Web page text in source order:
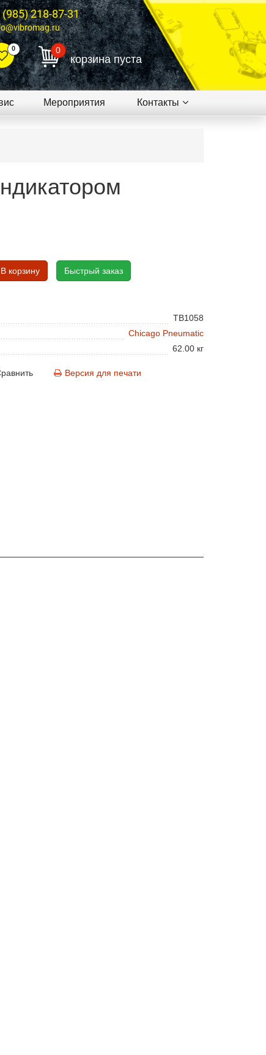
(985) 218-87-31
0 0
корзина пуста
Мероприятия Контакты
В корзину Быстрый заказ
TB1058
Chicago Pneumatic
62.00 кг
Версия для печати